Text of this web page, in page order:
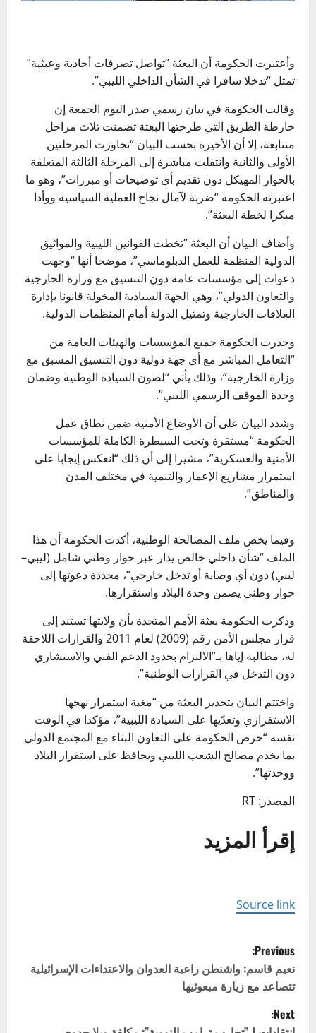
وأعتبرت الحكومة أن البعثة “تواصل تصرفات أحادية وعبثية”
تمثل “تدخلا سافرا في الشأن الداخلي الليبي”.
وقالت الحكومة في بيان رسمي صدر اليوم الجمعة إن
خارطة الطريق التي طرحتها البعثة تضمنت ثلاث مراحل
متتابعة، إلا أن الأخيرة بحسب البيان “تجاوزت المرحلتين
الأولى والثانية وانتقلت مباشرة إلى المرحلة الثالثة المتعلقة
بالحوار المهيكل دون تقديم أي توضيحات أو مبررات”، وهو ما
اعتبرته الحكومة “ضربة لآمال نجاح العملية السياسية ووأدا
مبكرا لخطة البعثة”.
وأضاف البيان أن البعثة “تخطت القوانين الليبية والمواثيق
الدولية المنظمة للعمل الدبلوماسي”، موضحا أنها “وجهت
دعوات إلى مؤسسات عامة دون التنسيق مع وزارة الخارجية
والتعاون الدولي”، وهي الجهة السيادية المخولة قانونا بإدارة
العلاقات الخارجية وتمثيل الدولة أمام المنظمات الدولية.
وحذرت الحكومة جميع المؤسسات والهيئات العامة من
“التعامل المباشر مع أي جهة دولية دون التنسيق المسبق مع
وزارة الخارجية”، وذلك يأتي “لصون السيادة الوطنية وضمان
وحدة الموقف الرسمي الليبي”.
وشدد البيان على أن الأوضاع الأمنية ضمن نطاق عمل
الحكومة “مستقرة وتحت السيطرة الكاملة للمؤسسات
الأمنية والعسكرية”، مشيرا إلى أن ذلك “انعكس إيجابا على
استمرار مشاريع الإعمار والتنمية في مختلف المدن
والمناطق”.
وفيما يخص ملف المصالحة الوطنية، أكدت الحكومة أن هذا
الملف “شأن داخلي خالص يدار عبر حوار وطني شامل (ليبي–
ليبي) دون أي وصاية أو تدخل خارجي”، مجددة دعوتها إلى
حوار وطني يضمن وحدة البلاد واستقرارها.
وذكرت الحكومة بعثة الأمم المتحدة بأن ولايتها تستند إلى
قرار مجلس الأمن رقم (2009) لعام 2011 والقرارات اللاحقة
له، مطالبة إياها بـ”الالتزام بحدود الدعم الفني والاستشاري
دون التدخل في القرارات الوطنية”.
واختتم البيان بتحذير البعثة من “مغبة استمرار نهجها
الاستفزازي وتعدّيها على السيادة الليبية”، مؤكدا في الوقت
نفسه “حرص الحكومة على التعاون البناء مع المجتمع الدولي
بما يخدم مصالح الشعب الليبي ويحافظ على استقرار البلاد
ووحدتها”.
المصدر: RT
إقرأ المزيد
Source link
P
o
s
Previous:
نعيم قاسم: واشنطن راعية العدوان والاعتداءات الإسرائيلية
تتصاعد مع زيارة مبعوثيها
Next: